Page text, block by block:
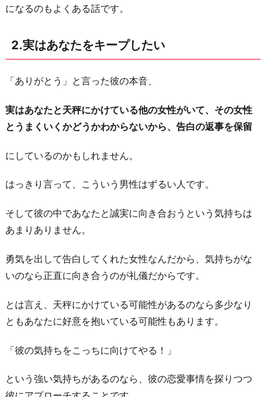
く
ら
な
か
ら
返
が
き
断
る
が
気
ず
く
て
になるのもよくある話です。
2.実はあなたをキープしたい
「ありがとう」と言った彼の本音、
実はあなたと天秤にかけている他の女性がいて、その女性
とうまくいくかどうかわからないから、告白の返事を保留
にしているのかもしれません。
はっきり言って、こういう男性はずるい人です。
そして彼の中であなたと誠実に向き合おうという気持ちは
あまりありません。
勇気を出して告白してくれた女性なんだから、気持ちがな
いのなら正直に向き合うのが礼儀だからです。
とは言え、天秤にかけている可能性があるのなら多少なり
ともあなたに好意を抱いている可能性もあります。
「彼の気持ちをこっちに向けてやる！」
という強い気持ちがあるのなら、彼の恋愛事情を探りつつ